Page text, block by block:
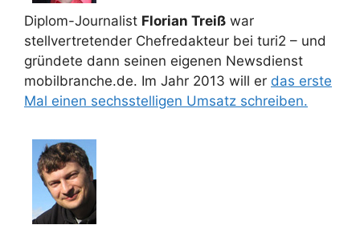
Diplom-Journalist Florian Treiß war
stellvertretender Chefredakteur bei turi2 – und
gründete dann seinen eigenen Newsdienst
mobilbranche.de. Im Jahr 2013 will er das erste
Mal einen sechsstelligen Umsatz schreiben.